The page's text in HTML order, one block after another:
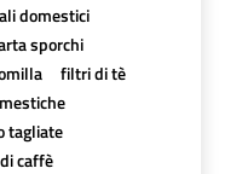
domestici
sporchi
filtri di tè
tagliate
caffè